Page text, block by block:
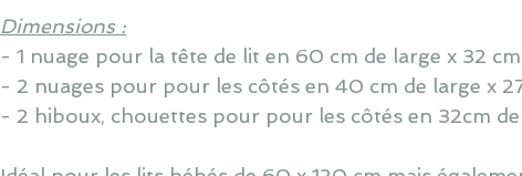
Dimensions :
- 1 nuage pour la tête de lit en 60 cm de large x 32
- 2 nuages pour pour les côtés en 40 cm de large x
- 2 hiboux, chouettes pour pour les côtés en 32cm